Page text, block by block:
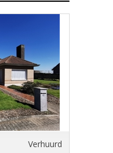
Verhuurd